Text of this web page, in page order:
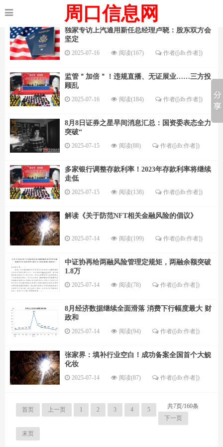
周口信息网
独家专访上汽通用新任总经理卢晓：股东双方会
坚定
2025-07-16 阅读(167) 作者([db:作者])
监管＂加倍＂！违规直播、无证展业……三方投
顾乱
2025-07-16 阅读(184) 作者([db:作者])
8月8日证券之星早间消息汇总：国资委表态全力
突破“
2025-07-15 阅读(88) 作者([db:作者])
多家银行调整存款利率！2023年存款利率将继续
走低
2025-07-15 阅读(138) 作者([db:作者])
解读《关于防范NFT相关金融风险的倡议》
2025-07-14 阅读(199) 作者([db:作者])
中证协再给两融风险管理定规矩，两融余额突破
1.8万
2025-07-14 阅读(78) 作者([db:作者])
8月经济数据继续全面滑落 消费下行幅度最大 财
政和
2025-07-14 阅读(94) 作者([db:作者])
张家界：填补行业空白！成功备案全国首个大鲵
化妆
2025-07-14 阅读(87) 作者([db:作者])
共7页/160条
首页 上一页 1 2 3 4
5
下一页
末页